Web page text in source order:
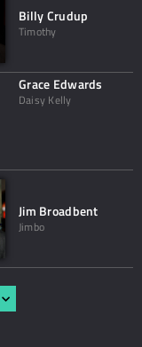
Billy Crudup
Timothy
Grace Edwards
Daisy Kelly
Jim Broadbent
Jimbo